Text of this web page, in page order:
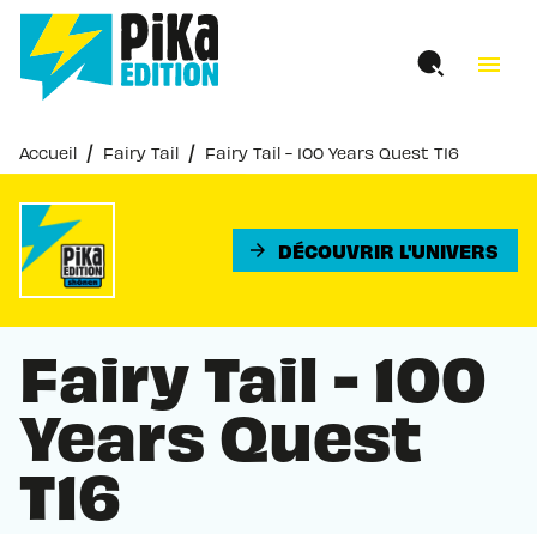
MENU RECHERCHE
PIED DE PAGE
menu
Accueil / Fairy Tail / Fairy Tail - 100 Years Quest T16
arrow_forward DÉCOUVRIR L'UNIVERS
Fairy Tail - 100
Years Quest
T16